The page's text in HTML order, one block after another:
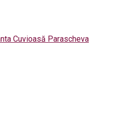
Cuvioasă Parascheva